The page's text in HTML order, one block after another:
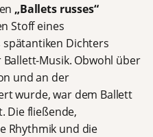
„Ballets russes“
Stoff eines
Dichters
Ballett-Musik. Obwohl über
und an der
wurde, war dem Ballett
Die fließende,
Rhythmik und die